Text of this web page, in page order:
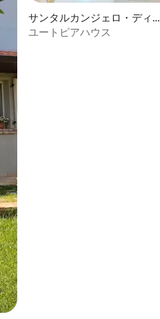
サンタルカンジェロ・ディ・
ロマーニャの一軒家
ユートピアハウス